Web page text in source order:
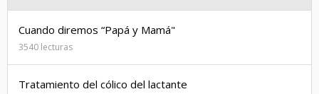
Cuando diremos “Papá y Mamá"
3540 lecturas
Tratamiento del cólico del lactante